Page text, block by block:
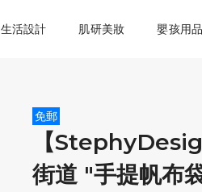
生活設計 肌研美妝 嬰孩用品
免郵
【
街道 "手提帆布